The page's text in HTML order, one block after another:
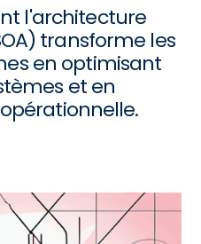
l'architecture
transforme les
en optimisant
et en